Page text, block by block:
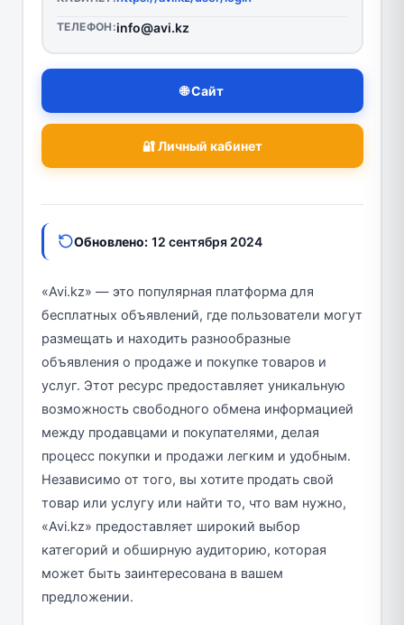
ТЕЛЕФОН:info@avi.kz
🌐 Сайт
🔐 Личный кабинет
Обновлено: 12 сентября 2024
«Avi.kz» — это популярная платформа для
бесплатных объявлений, где пользователи могут
размещать и находить разнообразные
объявления о продаже и покупке товаров и
услуг. Этот ресурс предоставляет уникальную
возможность свободного обмена информацией
между продавцами и покупателями, делая
процесс покупки и продажи легким и удобным.
Независимо от того, вы хотите продать свой
товар или услугу или найти то, что вам нужно,
«Avi.kz» предоставляет широкий выбор
категорий и обширную аудиторию, которая
может быть заинтересована в вашем
предложении.